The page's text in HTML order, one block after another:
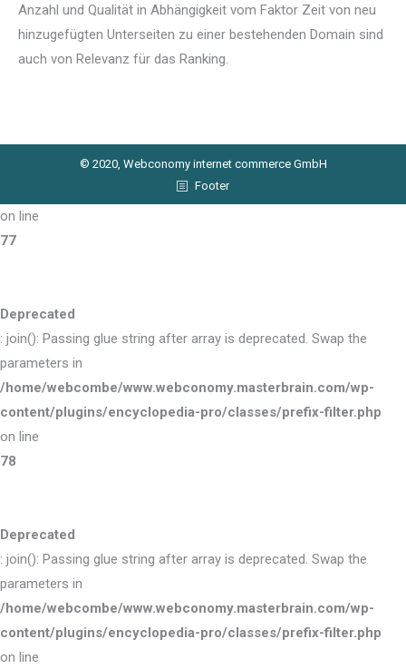
on line
77
Deprecated
: join(): Passing glue string after array is deprecated. Swap the
parameters in
/home/webcombe/www.webconomy.masterbrain.com/wp-
content/plugins/encyclopedia-pro/classes/prefix-filter.php
on line
78
Deprecated
: join(): Passing glue string after array is deprecated. Swap the
parameters in
/home/webcombe/www.webconomy.masterbrain.com/wp-
content/plugins/encyclopedia-pro/classes/prefix-filter.php
on line
Anzahl und Qualität in Abhängigkeit vom Faktor Zeit von neu
hinzugefügten Unterseiten zu einer bestehenden Domain sind
auch von Relevanz für das Ranking.
© 2020, Webconomy internet commerce GmbH
Footer